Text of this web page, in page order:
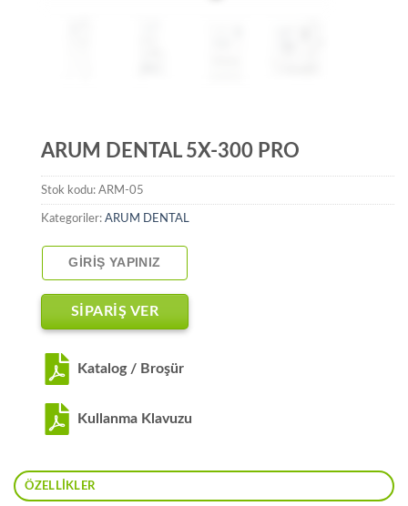
ARUM DENTAL 5X-300 PRO
Stok kodu: ARM-05
Kategoriler: ARUM DENTAL
GIRIŞ YAPINIZ
SİPARİŞ VER
Katalog / Broşür
Kullanma Klavuzu
ÖZELLIKLER